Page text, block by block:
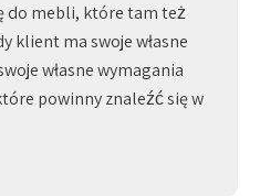
do mebli, które tam też
klient ma swoje własne
własne wymagania
powinny znaleźć się w